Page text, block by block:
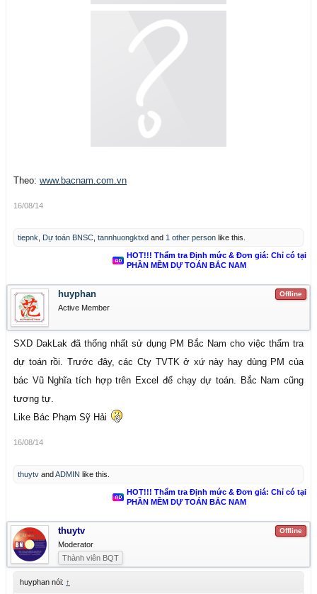
Theo: www.bacnam.com.vn
16/08/14
tiepnk Dự toán BNSC tannhuongktxd and 1 other person like this.
HOT!!! Thẩm tra Định mức & Đơn giá: Chỉ có tại
PHẦN MỀM DỰ TOÁN BẮC NAM
Offline
huyphan
Active Member
SXD DakLak đã thống nhất sử dụng PM Bắc Nam cho việc thẩm tra
dự toán rồi. Trước đây, các Cty TVTK ở xứ này hay dùng PM của
bác Vũ Nghĩa tích hợp trên Excel để chạy dự toán. Bắc Nam cũng
tương tự.
Like Bác Phạm Sỹ Hải
16/08/14
thuytv andADMIN like this.
HOT!!! Thẩm tra Định mức & Đơn giá: Chỉ có tại
PHẦN MỀM DỰ TOÁN BẮC NAM
Offline
thuytv
Moderator
Thành viên BQT
huyphan nói: ↑